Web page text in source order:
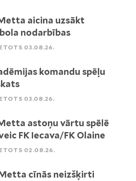
aicina uzsākt
nodarbības
03.08.26.
komandu spēļu
03.08.26.
astoņu vārtu spēlē
FK Iecava/FK Olaine
02.08.26.
cīnās neizšķirti